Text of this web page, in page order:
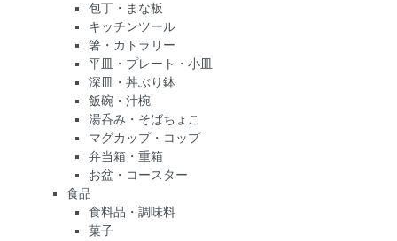
包丁・まな板
キッチンツール
箸・カトラリー
平皿・プレート・小皿
深皿・丼ぶり鉢
飯碗・汁椀
湯呑み・そばちょこ
マグカップ・コップ
弁当箱・重箱
お盆・コースター
食品
食料品・調味料
菓子